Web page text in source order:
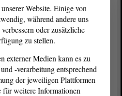
wir zuverlässige Assistenten
sind.
Website. Einige von
während andere uns
oder zusätzliche
zu stellen.
externer Medien kann es zu
-verarbeitung entsprechend
der jeweiligen Plattformen
weitere Informationen